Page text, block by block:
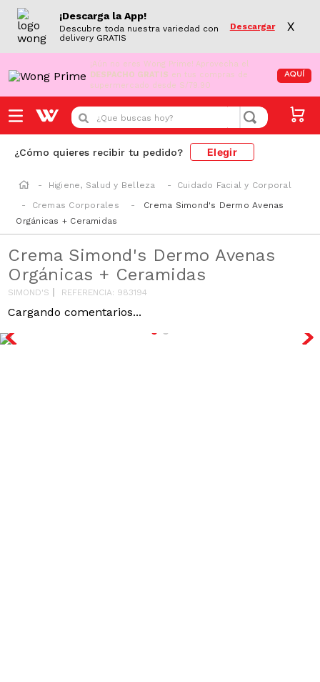
¡Descarga la App!
Descubre toda nuestra variedad con
delivery GRATIS
Descargar X
¡Aún no eres Wong Prime! Aprovecha el
DESPACHO GRATIS en tus compras de
supermercado desde S/79.90
AQUÍ
¿Que buscas hoy?
¿Cómo quieres recibir tu pedido? Elegir
Higiene, Salud y Belleza
Cuidado Facial y Corporal
Cremas Corporales
Crema Simond's Dermo Avenas
Orgánicas + Ceramidas
Crema Simond's Dermo Avenas
Orgánicas + Ceramidas
SIMOND'S REFERENCIA: 983194
Cargando comentarios...